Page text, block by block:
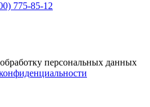
775-85-12
персональных данных